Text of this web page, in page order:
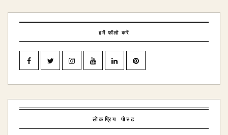
हमें फॉलो करें
लोकप्रिय पोस्ट